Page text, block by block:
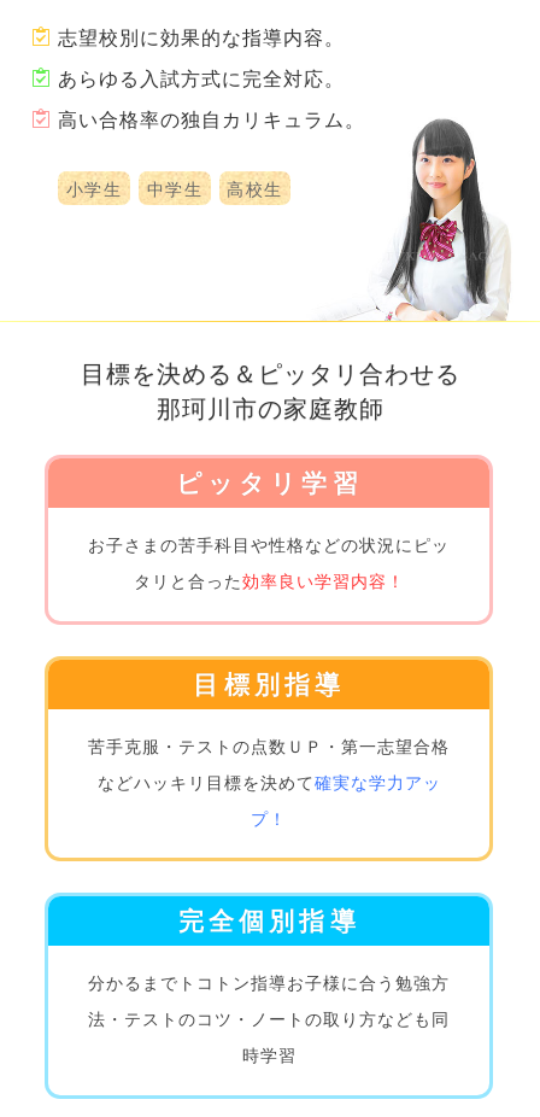
志望校別に効果的な指導内容。
あらゆる入試方式に完全対応。
高い合格率の独自カリキュラム。
小学生 中学生 高校生
目標を決める＆ピッタリ合わせる
那珂川市の家庭教師
ピッタリ学習
お子さまの苦手科目や性格などの状況にピッ
タリと合った効率良い学習内容！
目標別指導
苦手克服・テストの点数ＵＰ・第一志望合格
などハッキリ目標を決めて確実な学力アッ
プ！
完全個別指導
分かるまでトコトン指導お子様に合う勉強方
法・テストのコツ・ノートの取り方なども同
時学習